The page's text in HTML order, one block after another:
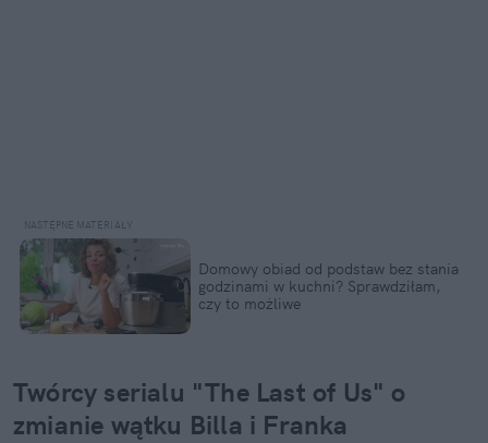
Domowy obiad od podstaw bez stania
godzinami w kuchni? Sprawdziłam,
czy to możliwe
Twórcy serialu "The Last of Us" o
zmianie wątku Billa i Franka